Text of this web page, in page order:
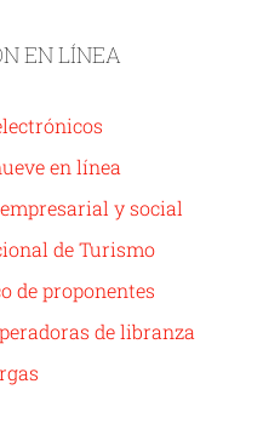
EN LÍNEA
en línea
y social
de Turismo
de proponentes
de libranza